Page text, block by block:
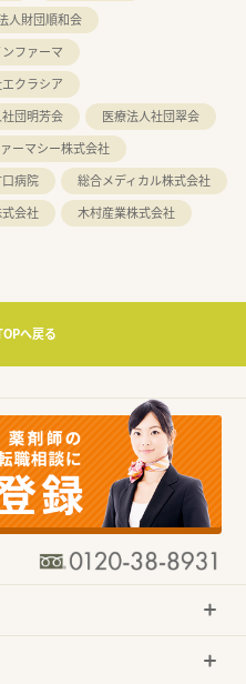
人財団順和会
ファーマ
クラシア
団明芳会
医療法人社団翠会
ーマシー株式会社
病院
総合メディカル株式会社
会社 木村産業株式会社
へ戻る